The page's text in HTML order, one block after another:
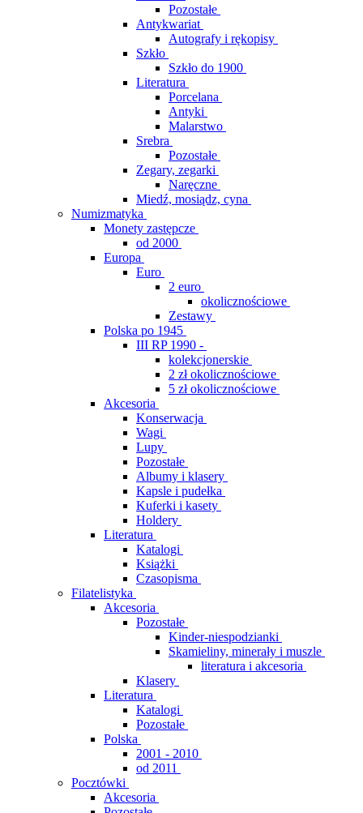
Pozostałe
Antykwariat
Autografy i rękopisy
Szkło
Szkło do 1900
Literatura
Porcelana
Antyki
Malarstwo
Srebra
Pozostałe
Zegary, zegarki
Naręczne
Miedź, mosiądz, cyna
Numizmatyka
Monety zastępcze
od 2000
Europa
Euro
2 euro
okolicznościowe
Zestawy
Polska po 1945
III RP 1990 -
kolekcjonerskie
2 zł okolicznościowe
5 zł okolicznościowe
Akcesoria
Konserwacja
Wagi
Lupy
Pozostałe
Albumy i klasery
Kapsle i pudełka
Kuferki i kasety
Holdery
Literatura
Katalogi
Książki
Czasopisma
Filatelistyka
Akcesoria
Pozostałe
Kinder-niespodzianki
Skamieliny, minerały i muszle
literatura i akcesoria
Klasery
Literatura
Katalogi
Pozostałe
Polska
2001 - 2010
od 2011
Pocztówki
Akcesoria